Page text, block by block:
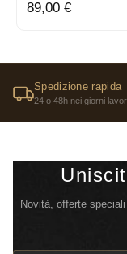
89,00 €
Spedizione rapida
24 o 48h nei giorni
Novità, offerte